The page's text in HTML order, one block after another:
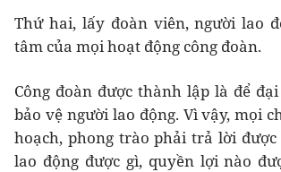
Thứ hai, lấy đoàn viên, người lao
tâm của mọi hoạt động công đoàn.
Công đoàn được thành lập là để
bảo vệ người lao động. Vì vậy, mọi
hoạch, phong trào phải trả lời
lao động được gì, quyền lợi nào